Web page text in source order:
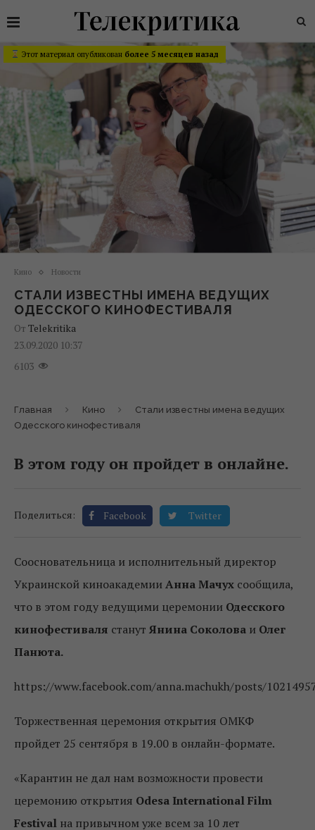
Этот материал опубликован более 5 месяцев назад
Кино Новости
СТАЛИ ИЗВЕСТНЫ ИМЕНА ВЕДУЩИХ
ОДЕССКОГО КИНОФЕСТИВАЛЯ
От Telekritika
23.09.2020 10:37
6103
Главная Кино
Стали известны имена ведущих
Одесского кинофестиваля
В этом году он пройдет в онлайне.
Поделиться: Facebook Twitter
Соосновательница и исполнительный директор
Украинской киноакадемииАнна Мачух сообщила,
что в этом году ведущими церемонии Одесского
кинофестиваля станут Янина Соколова и Олег
Панюта.
https://www.facebook.com/anna.machukh/posts/
Торжественная церемония открытия ОМКФ
пройдет 25 сентября в 19.00 в онлайн-формате.
«Карантин не дал нам возможности провести
церемонию открытия Odesa International Film
Festival на привычном уже всем за 10 лет